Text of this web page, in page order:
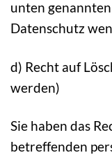
unten
Datenschutz
d) Recht auf
werden)
Sie haben das
betreffenden